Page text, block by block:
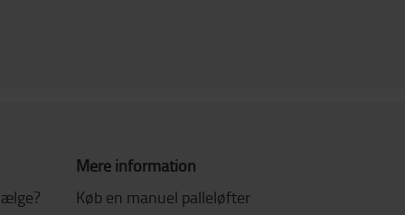
Mere information
Køb en manuel palleløfter